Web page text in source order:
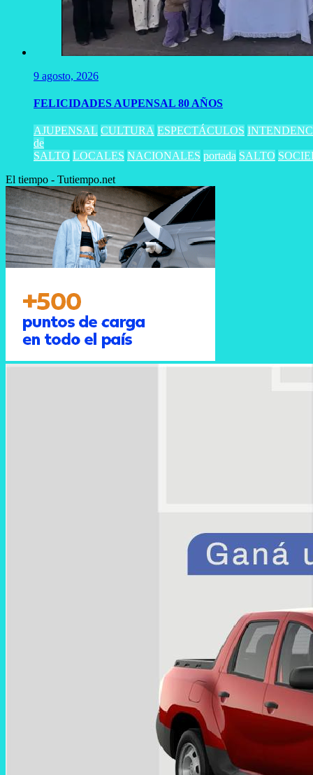
9 agosto, 2026
FELICIDADES AUPENSAL 80 AÑOS
AJUPENSAL CULTURA ESPECTÁCULOS
de
SALTO LOCALES NACIONALES portada SALTO
El tiempo - Tutiempo.net